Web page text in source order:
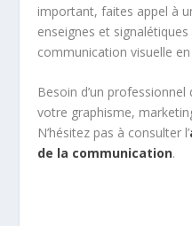
important, faites appel à
enseignes et
communication visuelle
Besoin d’un
votre graphisme,
N’hésitez pas à consulter l’
de la communication.